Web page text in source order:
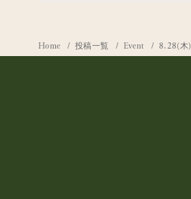
Home 投稿一覧 Event 8.28(木